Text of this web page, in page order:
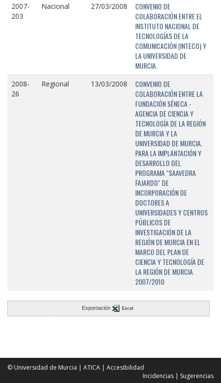
2007-
203
Nacional 27/03/2008
CONVENIO DE
COLABORACIÓN ENTRE EL
INSTITUTO NACIONAL DE
TECNOLOGÍAS DE LA
COMUNICACIÓN (INTECO) Y
LA UNIVERSIDAD DE
MURCIA.
2008-
26
Regional 13/03/2008
CONVENIO DE
COLABORACIÓN ENTRE LA
FUNDACIÓN SÉNECA -
AGENCIA DE CIENCIA Y
TECNOLOGÍA DE LA REGIÓN
DE MURCIA Y LA
UNIVERSIDAD DE MURCIA,
PARA LA IMPLANTACIÓN Y
DESARROLLO DEL
PROGRAMA "SAAVEDRA
FAJARDO" DE
INCORPORACIÓN DE
DOCTORES A
UNIVERSIDADES Y CENTROS
PÚBLICOS DE
INVESTIGACIÓN DE LA
REGIÓN DE MURCIA EN EL
MARCO DEL PLAN DE
CIENCIA Y TECNOLOGÍA DE
LA REGIÓN DE MURCIA
2007/2010
Exportación Excel
© Universidad de Murcia | ATICA | Accesibilidad
Incidencias | Sugerencias